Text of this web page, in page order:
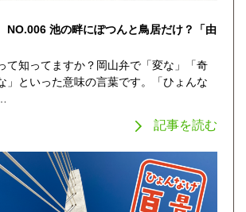
池の畔にぽつんと鳥居だけ？「由
て知ってますか？岡山弁で「変な」「奇
」といった意味の言葉です。「ひょんな
記事を読む